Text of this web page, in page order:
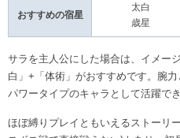
おすすめの宿星
太白
歳星
サラを主人公にした場合は、イメー
白」+「体術」がおすすめです。腕
パワータイプのキャラとして活躍でき
ほぼ縛りプレイともいえるストーリ